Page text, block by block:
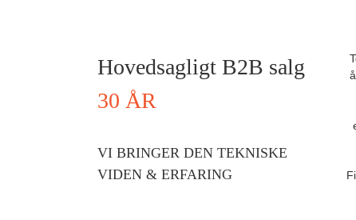
Hovedsagligt B2B salg
30 ÅR
VI BRINGER DEN TEKNISKE
VIDEN & ERFARING